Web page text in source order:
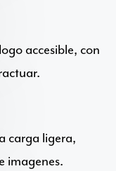
accesible, con
carga ligera,
imagenes.